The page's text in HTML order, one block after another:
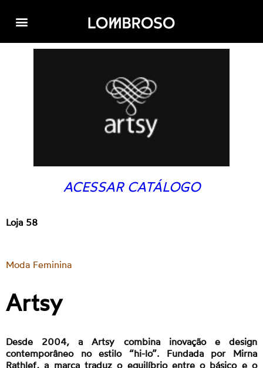
ACESSAR CATÁLOGO
Loja 58
Moda Feminina
Artsy
Desde 2004, a Artsy combina inovação e design
contemporâneo no estilo “hi-lo”. Fundada por Mirna
Rathlef, a marca traduz o equilíbrio entre o básico e o